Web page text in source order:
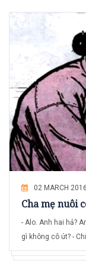
02 MARCH 2016
Cha mẹ nuôi
- Alo. Anh hai hả?
gì không cô út? -